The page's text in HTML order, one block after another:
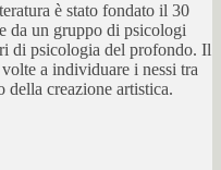
è stato fondato il 30
da un gruppo di psicologi
di psicologia del profondo. Il
a individuare i nessi tra
della creazione artistica.